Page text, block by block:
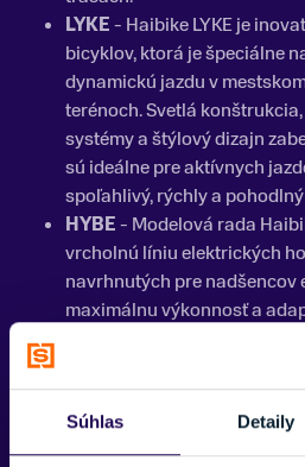
Súhlas Detaily
LYKE- Haibike LYKE je
bicyklov, ktorá je špeciálne
dynamickú jazdu v
terénoch. Svetlá
systémy a štýlový dizajn
sú ideálne pre aktívnych
spoľahlivý, rýchly a
HYBE- Modelová rada
vrcholnú líniu elektrických
navrhnutých pre nadšencov
maximálnu výkonnosť a
terénoch. Tieto bicykle
technológiou pohonu,
prispôsobivým dizajnom,
dokonalú kontrolu a komfort
trailov a technických sekcií.